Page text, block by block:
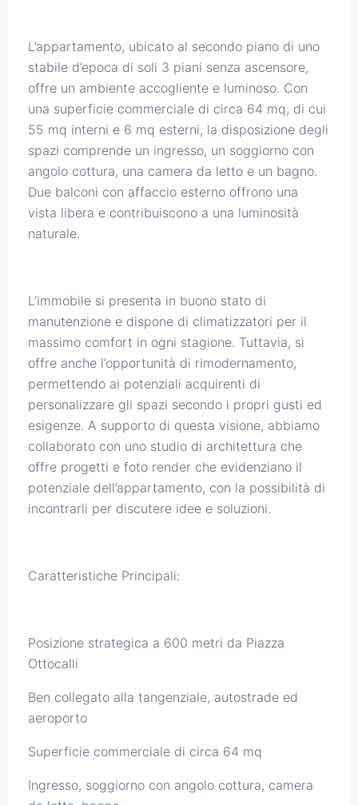
L’appartamento, ubicato al secondo piano di uno
stabile d’epoca di soli 3 piani senza ascensore,
offre un ambiente accogliente e luminoso. Con
una superficie commerciale di circa 64 mq, di cui
55 mq interni e 6 mq esterni, la disposizione degli
spazi comprende un ingresso, un soggiorno con
angolo cottura, una camera da letto e un bagno.
Due balconi con affaccio esterno offrono una
vista libera e contribuiscono a una luminosità
naturale.
L’immobile si presenta in buono stato di
manutenzione e dispone di climatizzatori per il
massimo comfort in ogni stagione. Tuttavia, si
offre anche l’opportunità di rimodernamento,
permettendo ai potenziali acquirenti di
personalizzare gli spazi secondo i propri gusti ed
esigenze. A supporto di questa visione, abbiamo
collaborato con uno studio di architettura che
offre progetti e foto render che evidenziano il
potenziale dell’appartamento, con la possibilità di
incontrarli per discutere idee e soluzioni.
Caratteristiche Principali:
Posizione strategica a 600 metri da Piazza
Ottocalli
Ben collegato alla tangenziale, autostrade ed
aeroporto
Superficie commerciale di circa 64 mq
Ingresso, soggiorno con angolo cottura, camera